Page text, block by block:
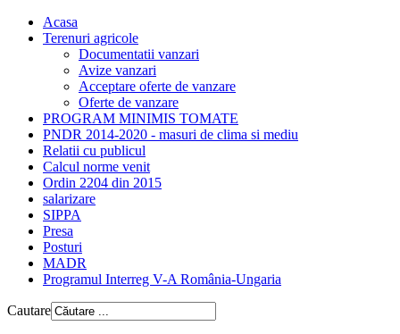
Acasa
Terenuri agricole
Documentatii vanzari
Avize vanzari
Acceptare oferte de vanzare
Oferte de vanzare
PROGRAM MINIMIS TOMATE
PNDR 2014-2020 - masuri de clima si mediu
Relatii cu publicul
Calcul norme venit
Ordin 2204 din 2015
salarizare
SIPPA
Presa
Posturi
MADR
Programul Interreg V-A România-Ungaria
Cautare